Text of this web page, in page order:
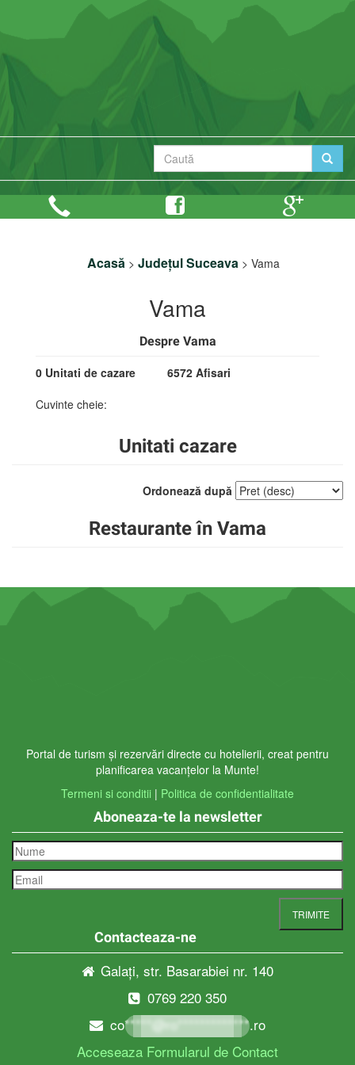
Acasă > Județul Suceava > Vama
Vama
Despre Vama
0 Unitati de cazare
6572 Afisari
Cuvinte cheie:
Unitati cazare
Ordonează după
Restaurante în Vama
Portal de turism și rezervări directe cu hotelierii, creat pentru
planificarea vacanțelor la Munte!
Termeni si conditii | Politica de confidentialitate
Aboneaza-te la newsletter
Contacteaza-ne
Galați, str. Basarabiei nr. 140
0769 220 350
co*****@ro*************.ro
Acceseaza Formularul de Contact